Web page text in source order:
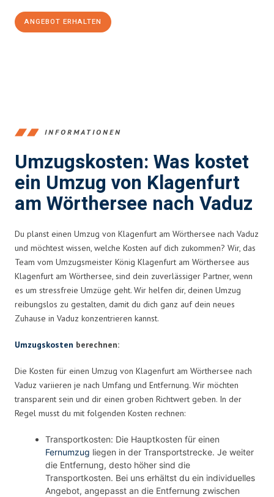
ANGEBOT ERHALTEN
INFORMATIONEN
Umzugskosten: Was kostet
ein Umzug von Klagenfurt
am Wörthersee nach Vaduz
Du planst einen Umzug von Klagenfurt am Wörthersee nach Vaduz
und möchtest wissen, welche Kosten auf dich zukommen? Wir, das
Team vom Umzugsmeister König Klagenfurt am Wörthersee aus
Klagenfurt am Wörthersee, sind dein zuverlässiger Partner, wenn
es um stressfreie Umzüge geht. Wir helfen dir, deinen Umzug
reibungslos zu gestalten, damit du dich ganz auf dein neues
Zuhause in Vaduz konzentrieren kannst.
Umzugskosten berechnen:
Die Kosten für einen Umzug von Klagenfurt am Wörthersee nach
Vaduz variieren je nach Umfang und Entfernung. Wir möchten
transparent sein und dir einen groben Richtwert geben. In der
Regel musst du mit folgenden Kosten rechnen:
Transportkosten: Die Hauptkosten für einen
Fernumzug liegen in der Transportstrecke. Je weiter
die Entfernung, desto höher sind die
Transportkosten. Bei uns erhältst du ein individuelles
Angebot, angepasst an die Entfernung zwischen